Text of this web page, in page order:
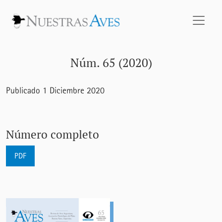
Núm. 65 (2020)
Publicado 1 Diciembre 2020
Número completo
PDF